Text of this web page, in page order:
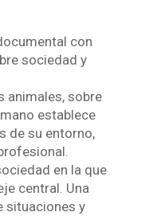
con
sociedad y
animales, sobre
establece
de su entorno,
en la que
central. Una
situaciones y